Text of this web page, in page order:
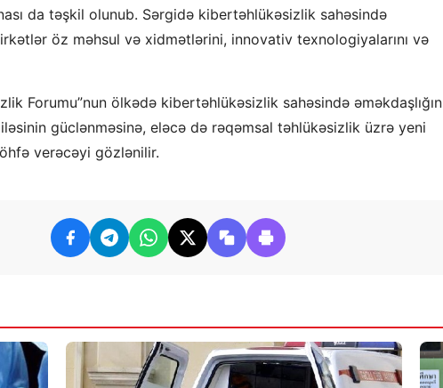
da təşkil olunub. Sərgidə kibertəhlükəsizlik sahəsində
öz məhsul və xidmətlərini, innovativ texnologiyalarını və
Forumu”nun ölkədə kibertəhlükəsizlik sahəsində əməkdaşlığın
güclənməsinə, eləcə də rəqəmsal təhlükəsizlik üzrə yeni
verəcəyi gözlənilir.